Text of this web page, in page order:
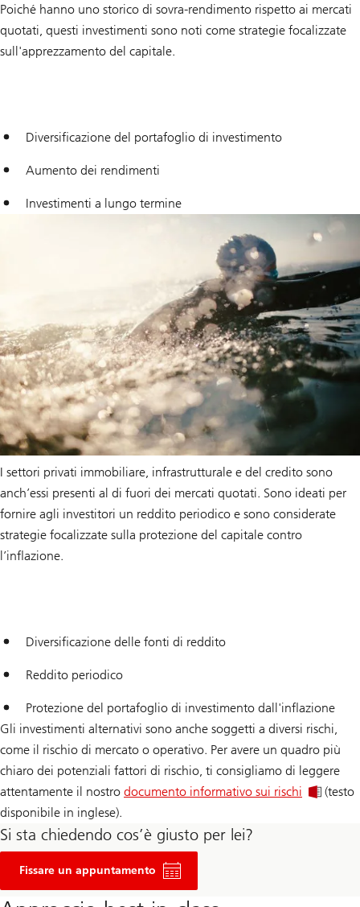
Poiché hanno uno storico di sovra-rendimento rispetto ai mercati
quotati, questi investimenti sono noti come strategie focalizzate
sull'apprezzamento del capitale.
Diversificazione del portafoglio di investimento
Aumento dei rendimenti
Investimenti a lungo termine
I settori privati immobiliare, infrastrutturale e del credito sono
anch’essi presenti al di fuori dei mercati quotati. Sono ideati per
fornire agli investitori un reddito periodico e sono considerate
strategie focalizzate sulla protezione del capitale contro
l’inflazione.
Diversificazione delle fonti di reddito
Reddito periodico
Protezione del portafoglio di investimento dall'inflazione
Gli investimenti alternativi sono anche soggetti a diversi rischi,
come il rischio di mercato o operativo. Per avere un quadro più
chiaro dei potenziali fattori di rischio, ti consigliamo di leggere
attentamente il nostro documento informativo sui rischi
(testo
disponibile in inglese).
Si sta chiedendo cos’è giusto per lei?
Fissare un appuntamento
un